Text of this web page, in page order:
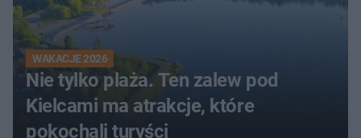
WAKACJE 2026
Nie tylko plaża. Ten zalew pod
Kielcami ma atrakcje, które
pokochali turyści